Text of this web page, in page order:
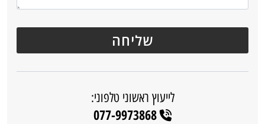
לייעוץ ראשוני טלפוני:
077-9973868